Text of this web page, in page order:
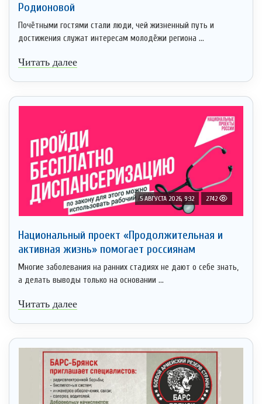
Родионовой
Почётными гостями стали люди, чей жизненный путь и
достижения служат интересам молодёжи региона ...
Читать далее
5 АВГУСТА 2026, 9:32 2742
Национальный проект «Продолжительная и
активная жизнь» помогает россиянам
Многие заболевания на ранних стадиях не дают о себе знать,
а делать выводы только на основании ...
Читать далее